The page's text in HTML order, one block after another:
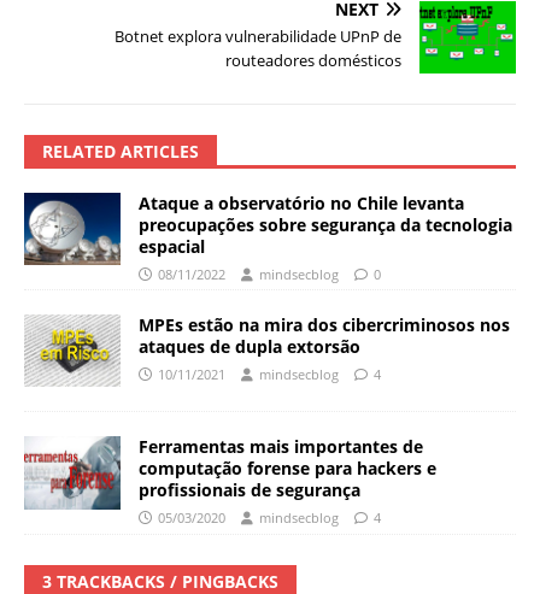
NEXT
Botnet explora vulnerabilidade UPnP de
routeadores domésticos
RELATED ARTICLES
Ataque a observatório no Chile levanta
preocupações sobre segurança da tecnologia
espacial
08/11/2022 mindsecblog 0
MPEs estão na mira dos cibercriminosos nos
ataques de dupla extorsão
10/11/2021 mindsecblog 4
Ferramentas mais importantes de
computação forense para hackers e
profissionais de segurança
05/03/2020 mindsecblog 4
3 TRACKBACKS / PINGBACKS